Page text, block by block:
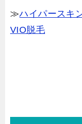
≫ハイパースキ
VIO脱毛